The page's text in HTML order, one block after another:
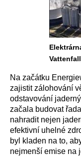
Na začátku
zajistit zálohování
odstavování
začala budovat
nahradit nejen
efektivní uhelné
byl kladen na to,
nejmenší emise na